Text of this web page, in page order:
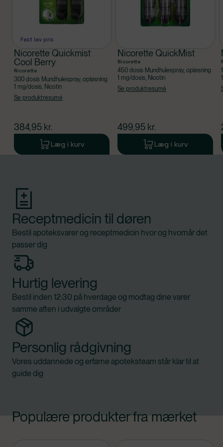
Fast lav pris
Nicorette Quickmist
Cool Berry
Nicorette
300 dosis Mundhulespray, opløsning
1 mg/dosis, Nicotin
Se produktresumé
$nuværende pris
384,95 kr.
Læg i kurv
Nicorette QuickMist
Nicorette
450 dosis Mundhulespray, opløsning
1 mg/dosis, Nicotin
Se produktresumé
$nuværende pris
499,95 kr.
Læg i kurv
Receptmedicin til døren
Bestil apoteksvarer og receptmedicin hvor og hvornår det
passer dig
Hurtig levering
Bestil inden 12:30 på hverdage og modtag dine varer
samme aften i udvalgte områder
Personlig rådgivning
Vores uddannede og erfarne apoteksteam står klar til at
guide dig
Populære produkter fra mærket